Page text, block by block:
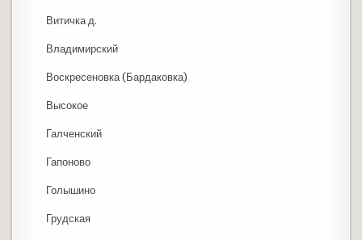
Витичка д.
Владимирский
Воскресеновка (Бардаковка)
Высокое
Галченский
Гапоново
Голышино
Грудская